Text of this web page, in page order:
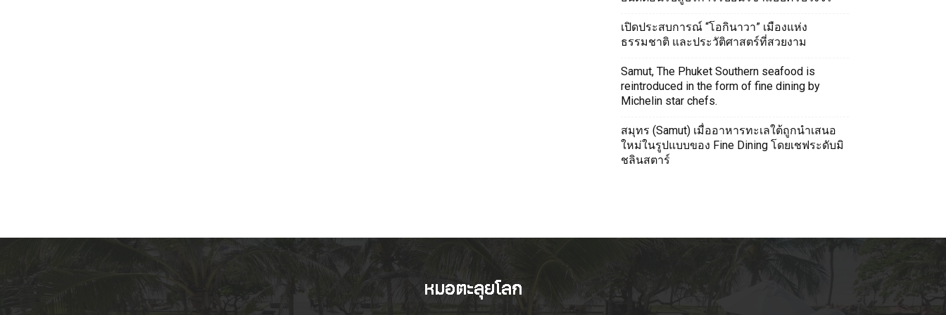
เปิดประสบการณ์ “โอกินาวา” เมืองแห่ง
ธรรมชาติ และประวัติศาสตร์ที่สวยงาม
Samut, The Phuket Southern seafood is
reintroduced in the form of fine dining by
Michelin star chefs.
สมุทร (Samut) เมื่ออาหารทะเลใต้ถูกนำเสนอ
ใหม่ในรูปแบบของ Fine Dining โดยเชฟระดับมิ
ชลินสตาร์